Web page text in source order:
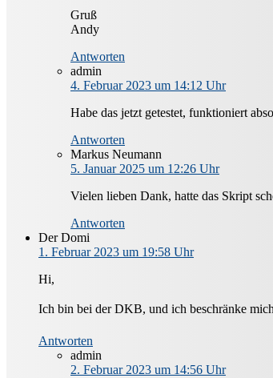
Gruß
Andy
Antworten
admin
4. Februar 2023 um 14:12 Uhr
Habe das jetzt getestet, funktioniert
Antworten
Markus Neumann
5. Januar 2025 um 12:26 Uhr
Vielen lieben Dank, hatte das Skript
Antworten
Der Domi
1. Februar 2023 um 19:58 Uhr
Hi,
Ich bin bei der DKB, und ich beschränke
Antworten
admin
2. Februar 2023 um 14:56 Uhr